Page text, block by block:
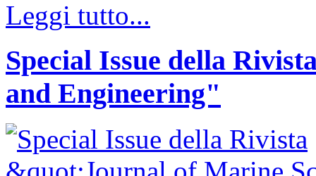
Leggi tutto...
Special Issue della
and Engineering"